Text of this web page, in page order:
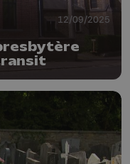
12/09/2025